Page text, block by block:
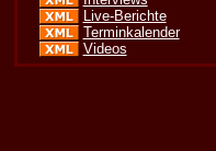
Live-Berichte
Terminkalender
Videos